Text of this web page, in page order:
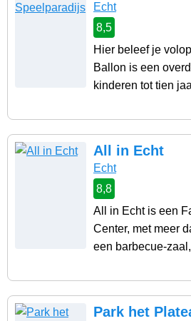
Echt
8,5
Hier beleef je
Ballon is een
kinderen tot tien
All in Echt
Echt
8,8
All in Echt is een
Center, met meer
een barbecue-
Park het